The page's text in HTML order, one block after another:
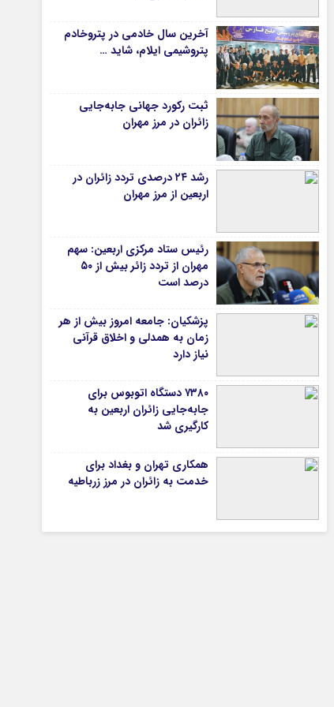
دانشگاه
آموزش و پرورش
بهداشت و درمان
سبک زندگی
حوادث، انتظامی
شهری و رفاهی
شهرداری و شورای شهر
*ماناسپهر
اطلاعیه
پیام تبریک ماناسپهر
پیام تسلیت ماناسپهر
پیوندهای سایت
آخرین سال خادمی در پتروخادم
پتروشیمی ایلام، شاید …
ثبت رکورد جهانی جابه‌جایی
زائران در مرز مهران
رشد ۲۴ درصدی تردد زائران در
اربعین از مرز مهران
رئیس ستاد مرکزی اربعین: سهم
مهران از تردد زائر بیش از ۵۰
درصد است
پزشکیان: جامعه امروز بیش از هر
زمان به همدلی و اخلاق قرآنی
نیاز دارد
۷۳۸۰ دستگاه اتوبوس برای
جابه‌جایی زائران اربعین به‌
کارگیری شد
همکاری تهران و بغداد برای
خدمت به زائران در مرز زرباطیه